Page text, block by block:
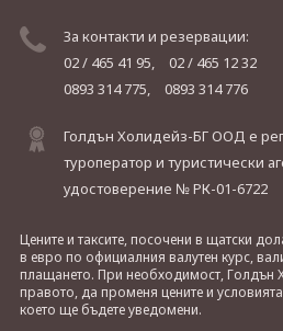
За контакти и резервации:
02 / 465 41 95,
02 / 465 12 32
0893 314 775,
0893 314 776
Голдън Холидейз-БГ ООД е
туроператор и туристически
удостоверение № РК-01-6722
Цените и таксите, посочени в щатски
в евро по официалния валутен курс,
плащането. При необходимост, Голдън
правото, да променя цените и
което ще бъдете уведомени.